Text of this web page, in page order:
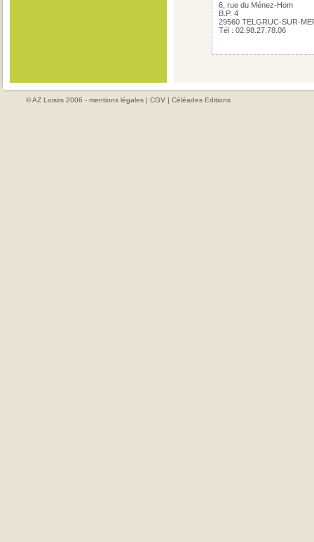
6, rue du Ménez-Hom
B.P. 4
29560 TELGRUC-SUR-
Tél : 02.98.27.78.06
© AZ Loisirs 2006 - mentions légales | CGV | Céléades Editions